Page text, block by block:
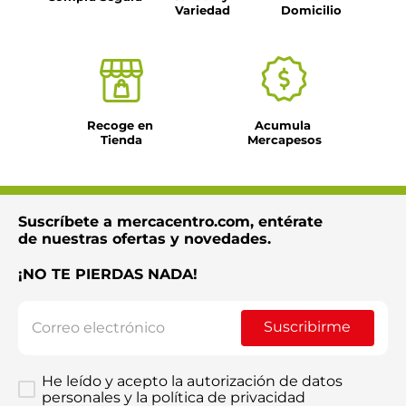
Variedad
Domicilio
Recoge en
Tienda
Acumula
Mercapesos
Suscríbete a mercacentro.com, entérate
de nuestras ofertas y novedades.
¡NO TE PIERDAS NADA!
Suscribirme
He leído y acepto la autorización de datos
personales y la política de privacidad